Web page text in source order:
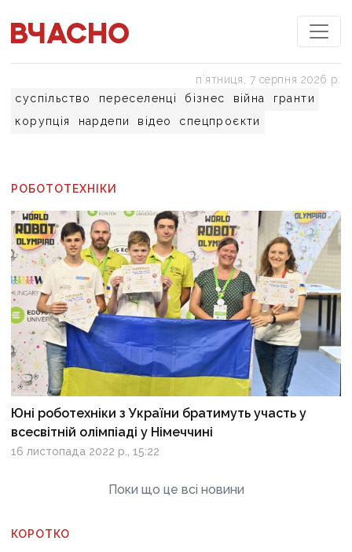
суспільство переселенці бізнес війна
гранти
корупція
нардепи відео спецпроєкти
пʼятниця, 7 серпня 2026 р.
РОБОТОТЕХНІКИ
Юні роботехніки з України братимуть участь у
всесвітній олімпіаді у Німеччині
16 листопада 2022 р., 15:22
Поки що це всі новини
КОРОТКО